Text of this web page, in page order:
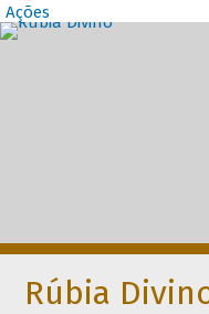
Ações
Rúbia